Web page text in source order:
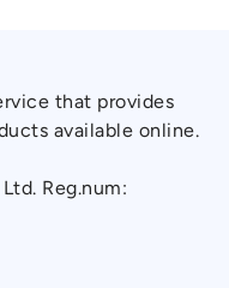
that provides
available online.
Reg.num: